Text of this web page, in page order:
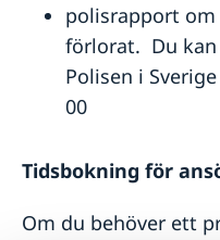
polisrapport
förlorat. Du kan
Polisen i
00
Tidsbokning för
Om du behöver ett